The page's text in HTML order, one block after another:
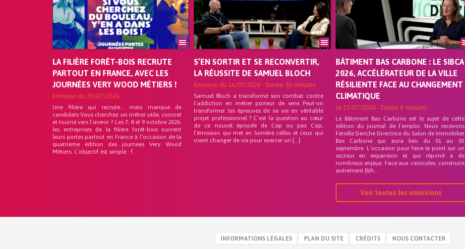
LA FILIÈRE FORÊT-BOIS RECRUTE
PARTOUT EN FRANCE, AVEC LES
JOURNÉES VERY WOOD MÉTIERS !
Emission du 20/07/2026
Une filière qui recrute… mais manque de
candidats Vous cherchez un métier utile, concret
et tourné vers l’avenir ? Les 7, 8 et 9 octobre 2026,
les entreprises de la filière forêt-bois ouvrent
leurs portes partout en France à l’occasion de la
quatrième édition des journées Very Wood
Métiers. L’objectif est simple : f...
S’EN SORTIR ET SE RECONVERTIR,
LA RÉUSSITE DE SAMUEL BLOCH
Emission du16/07/2026 - Durée30 minutes
Samuel Bloch a transformé son combat contre
l’addiction en métier porteur de sens Peut-on
transformer les épreuves de sa vie en véritable
projet professionnel ? C’est la question au cœur
de ce nouvel épisode de Cap ou pas Cap,
l’émission qui met en lumière celles et ceux qui
osent changer de vie pour exercer un […]
BÂTIMENT BAS CARBONE : LE SIBCA
2026, ACCÉLÉRATEUR DE LA VILLE
RÉSILIENTE FACE AU CHANGEMENT
CLIMATIQUE
le 15/07/2026 - Durée 8 minutes
Le Bâtiment Bas Carbone est le sujet de cette
édition du journal de l’emploi. Nous recevons
Férielle Deriche Directrice du Salon de Immobilier
Bas Carbone qui aura lieu du 01 au 03
septembre. L’occasion pour faire le point sur un
secteur en expansion et qui répond a de
nombreux enjeux. Face aux canicules, construire
autrement [&h...
Voir toutes les emissions
INFORMATIONS LÉGALES PLAN DU SITE CRÉDITS NOUS CONTACTER